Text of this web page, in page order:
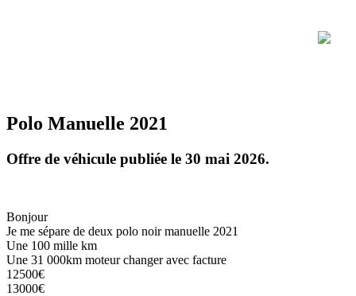
Polo Manuelle 2021
Offre de véhicule publiée le 30 mai 2026.
Bonjour
Je me sépare de deux polo noir manuelle 2021
Une 100 mille km
Une 31 000km moteur changer avec facture
12500€
13000€